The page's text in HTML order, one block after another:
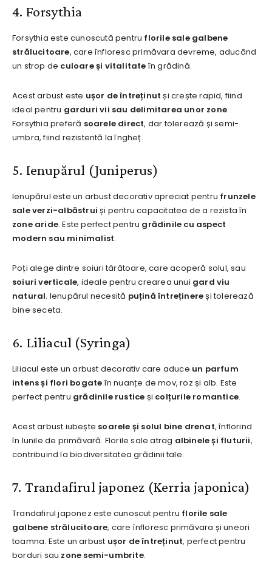
4. Forsythia
Forsythia este cunoscută pentru florile sale galbene
strălucitoare, care înfloresc primăvara devreme, aducând
un strop de culoare și vitalitate în grădină.
Acest arbust este ușor de întreținut și crește rapid, fiind
ideal pentru garduri vii sau delimitarea unor zone.
Forsythia preferă soarele direct, dar tolerează și semi-
umbra, fiind rezistentă la îngheț.
5. Ienupărul (Juniperus)
Ienupărul este un arbust decorativ apreciat pentru frunzele
sale verzi-albăstrui și pentru capacitatea de a rezista în
zone aride. Este perfect pentru grădinile cu aspect
modern sau minimalist.
Poți alege dintre soiuri târâtoare, care acoperă solul, sau
soiuri verticale, ideale pentru crearea unui gard viu
natural. Ienupărul necesită puțină întreținereși tolerează
bine seceta.
6. Liliacul (Syringa)
Liliacul este un arbust decorativ care aduce un parfum
intens și flori bogate în nuanțe de mov, roz și alb. Este
perfect pentru grădinile rustice și colțurile romantice.
Acest arbust iubește soarele și solul bine drenat, înflorind
în lunile de primăvară. Florile sale atrag albinele și fluturii,
contribuind la biodiversitatea grădinii tale.
7. Trandafirul japonez (Kerria japonica)
Trandafirul japonez este cunoscut pentru florile sale
galbene strălucitoare, care înfloresc primăvara și uneori
toamna. Este un arbust ușor de întreținut, perfect pentru
borduri sau zone semi-umbrite.